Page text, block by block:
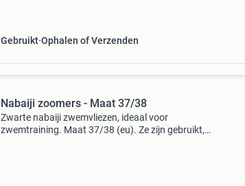
Gebruikt Ophalen of Verzenden
Nabaiji zoomers - Maat 37/38
Zwarte nabaiji zwemvliezen, ideaal voor
zwemtraining. Maat 37/38 (eu). Ze zijn gebruikt,